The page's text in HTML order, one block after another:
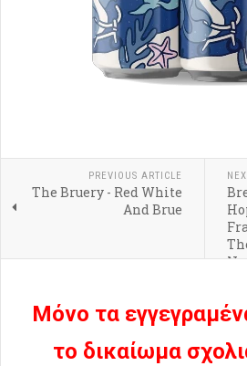
PREVIOUS ARTICLE
The Bruery - Red White
And Brue
Μόνο τα
το δικαίωμα